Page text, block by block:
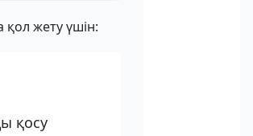
қол жету үшін:
қосу